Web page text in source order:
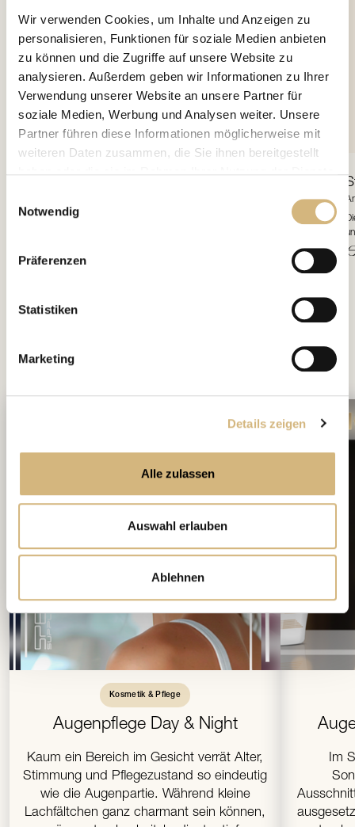
Wir verwenden Cookies, um Inhalte und Anzeigen zu
personalisieren, Funktionen für soziale Medien anbieten
zu können und die Zugriffe auf unsere Website zu
analysieren. Außerdem geben wir Informationen zu Ihrer
Verwendung unserer Website an unsere Partner für
soziale Medien, Werbung und Analysen weiter. Unsere
Partner führen diese Informationen möglicherweise mit
weiteren Daten zusammen, die Sie ihnen bereitgestellt
und im
mehr darüber, wer wir sind, wie Sie uns
kontaktieren können und wie wir personenbezogene
Notwendig
Präferenzen
Statistiken
Marketing
Details zeigen
Alle zulassen
Auswahl erlauben
Ablehnen
Der Traum vom unwiderstehlichen Dekolleté kann Wirklichkeit werden! Das
Zellmatrix und bewirkt eine belebende Tiefenhydration und Zellregeneration durch
Anregung ...
Das könnte Dich auch interessieren
Kosmetik & Pflege
Augenpflege Day & Night
Kaum ein Bereich im Gesicht verrät Alter,
Stimmung und Pflegezustand so eindeutig
wie die Augenpartie. Während kleine
Lachfältchen ganz charmant sein können,
Im